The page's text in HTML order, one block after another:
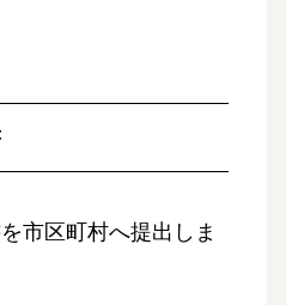
市区町村へ提出しま